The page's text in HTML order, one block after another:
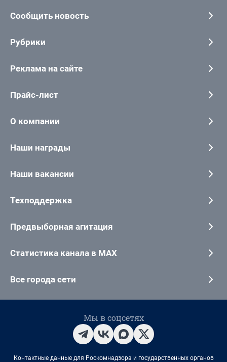
Сообщить новость
Рубрики
Реклама на сайте
Прайс-лист
О компании
Наши награды
Наши вакансии
Техподдержка
Предвыборная агитация
Статистика канала в MAX
Все города сети
Мы в соцсетях
Контактные данные для Роскомнадзора и государственных органов